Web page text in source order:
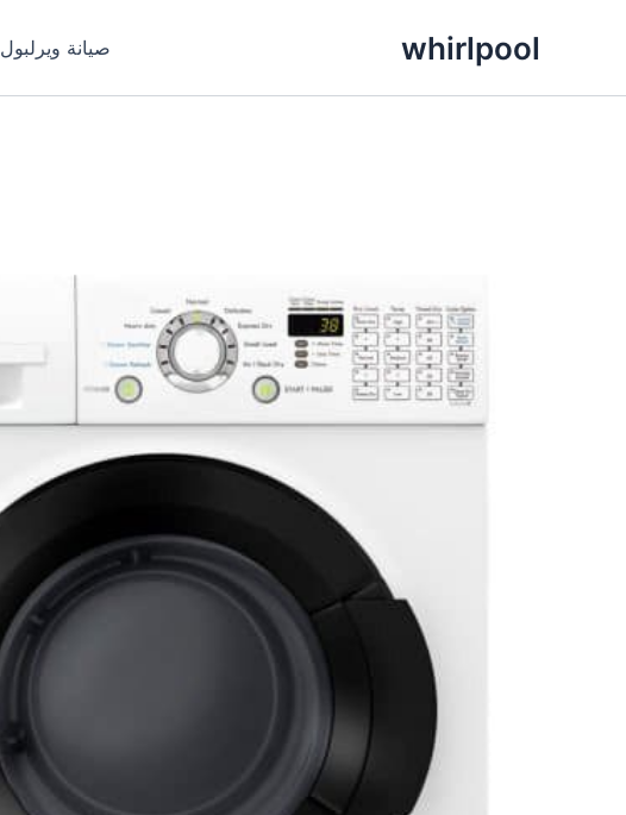
whirlpool صيانة ويرلبول 01100786152 الخط الساخن ويرلبول